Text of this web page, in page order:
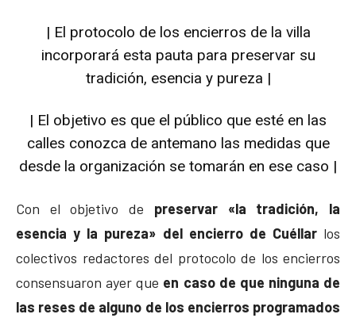
| El protocolo de los encierros de la villa
incorporará esta pauta para preservar su
tradición, esencia y pureza |
| El objetivo es que el público que esté en las
calles conozca de antemano las medidas que
desde la organización se tomarán en ese caso |
Con el objetivo de preservar «la tradición, la
esencia y la pureza» del encierro de Cuéllarlos
colectivos redactores del protocolo de los encierros
consensuaron ayer que en caso de que ninguna de
las reses de alguno de los encierros programados